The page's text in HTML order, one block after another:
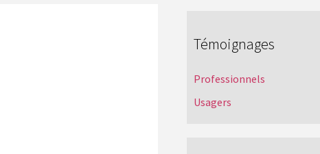
Témoignages
Professionnels
Usagers